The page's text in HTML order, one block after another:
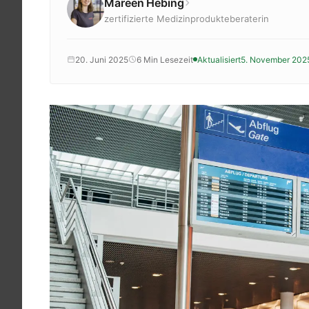
Krankenkassenzuschuss
Krankheitsbilder
Reisen
Mareen Hebing
zertifizierte Medizinprodukteberaterin
20. Juni 2025 6 Min Lesezeit Aktualisiert5. November